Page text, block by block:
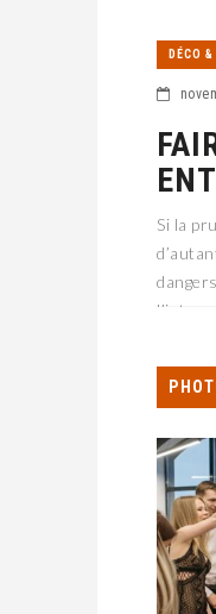
DÉCO
Si la